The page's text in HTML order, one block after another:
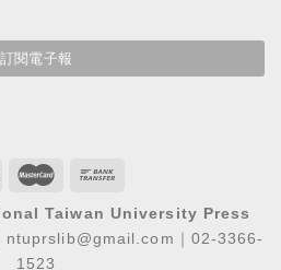
Taiwan University Press
ntuprslib@gmail.com｜02-3366-
1523